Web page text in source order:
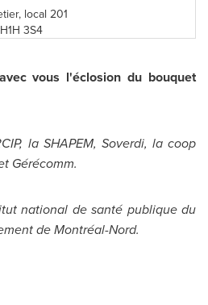
local 201
3S4
vous l'éclosion du bouquet
la SHAPEM, Soverdi, la coop
Gérécomm.
national de santé publique du
de Montréal-Nord.